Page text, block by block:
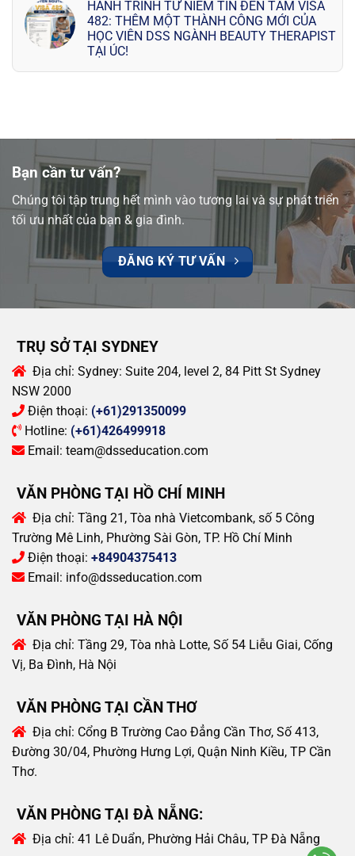
HÀNH TRÌNH TỪ NIỀM TIN ĐẾN TẤM VISA
482: THÊM MỘT THÀNH CÔNG MỚI CỦA
HỌC VIÊN DSS NGÀNH BEAUTY THERAPIST
TẠI ÚC!
Bạn cần tư vấn?
Chúng tôi tập trung hết mình vào tương lai và sự phát triển
tối ưu nhất của bạn & gia đình.
ĐĂNG KÝ TƯ VẤN
TRỤ SỞ TẠI SYDNEY
Địa chỉ: Sydney: Suite 204, level 2, 84 Pitt St Sydney
NSW 2000
Điện thoại: (+61)291350099
Hotline: (+61)426499918
Email: team@dsseducation.com
VĂN PHÒNG TẠI HỒ CHÍ MINH
Địa chỉ: Tầng 21, Tòa nhà Vietcombank, số 5 Công
Trường Mê Linh, Phường Sài Gòn, TP. Hồ Chí Minh
Điện thoại: +84904375413
Email: info@dsseducation.com
VĂN PHÒNG TẠI HÀ NỘI
Địa chỉ: Tầng 29, Tòa nhà Lotte, Số 54 Liễu Giai, Cống
Vị, Ba Đình, Hà Nội
VĂN PHÒNG TẠI CẦN THƠ
Địa chỉ: Cổng B Trường Cao Đẳng Cần Thơ, Số 413,
Đường 30/04, Phường Hưng Lợi, Quận Ninh Kiều, TP Cần
Thơ.
VĂN PHÒNG TẠI ĐÀ NẴNG:
Địa chỉ: 41 Lê Duẩn, Phường Hải Châu, TP Đà Nẵng